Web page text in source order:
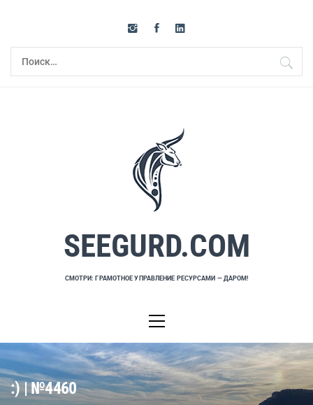
содержимому
Найти:
SEEGURD.COM
СМОТРИ: ГРАМОТНОЕ УПРАВЛЕНИЕ РЕСУРСАМИ — ДАРОМ!
меню
:) | №4460